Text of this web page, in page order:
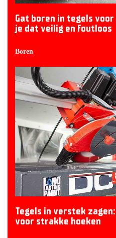
Gat boren in tegels voor
je dat veilig en foutloos
Boren
Tegels in verstek
voor strakke hoeken